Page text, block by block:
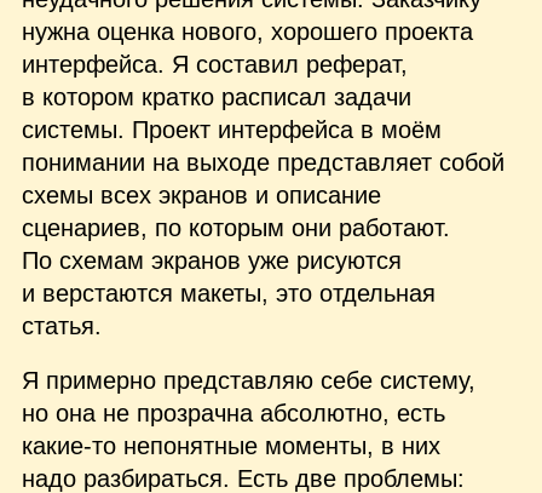
нужна оценка нового, хорошего проекта
интерфейса. Я составил реферат,
в котором кратко расписал задачи
системы. Проект интерфейса в моём
понимании на выходе представляет собой
схемы всех экранов и описание
сценариев, по которым они работают.
По схемам экранов уже рисуются
и верстаются макеты, это отдельная
статья.
Я примерно представляю себе систему,
но она не прозрачна абсолютно, есть
какие‑то непонятные моменты, в них
надо разбираться. Есть две проблемы: